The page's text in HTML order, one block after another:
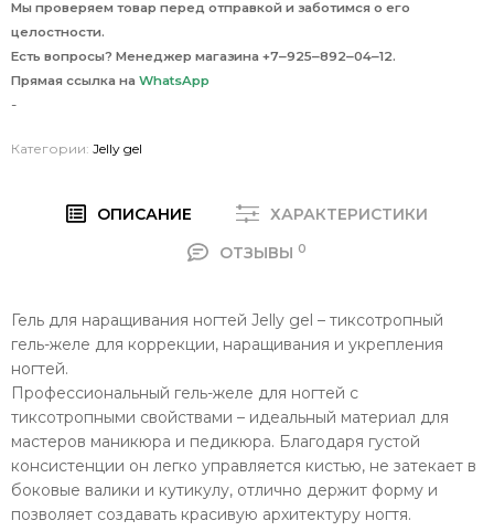
Мы проверяем товар перед отправкой и заботимся о его
целостности.
Есть вопросы? Менеджер магазина +7‒925‒892‒04‒12.
Прямая ссылка на WhatsApp
-
Категории: Jelly gel
ОПИСАНИЕ
ХАРАКТЕРИСТИКИ
ОТЗЫВЫ 0
Гель для наращивания ногтей Jelly gel – тиксотропный
гель-желе для коррекции, наращивания и укрепления
ногтей.
Профессиональный гель-желе для ногтей с
тиксотропными свойствами – идеальный материал для
мастеров маникюра и педикюра. Благодаря густой
консистенции он легко управляется кистью, не затекает в
боковые валики и кутикулу, отлично держит форму и
позволяет создавать красивую архитектуру ногтя.